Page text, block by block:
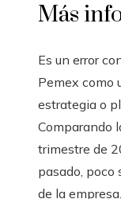
Más
Es un error
Pemex como
estrategia o
Comparando
trimestre de
pasado, poco
de la